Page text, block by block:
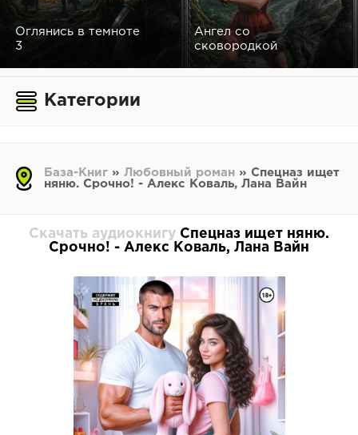
Оглянись в темноте
3
Ангел со
сковородкой
Категории
База-Книг » Любовный роман » Спецназ ищет
няню. Срочно! - Алекс Коваль, Лана Вайн
Скачать аудиокнигу Спецназ ищет няню.
Срочно! - Алекс Коваль, Лана Вайн